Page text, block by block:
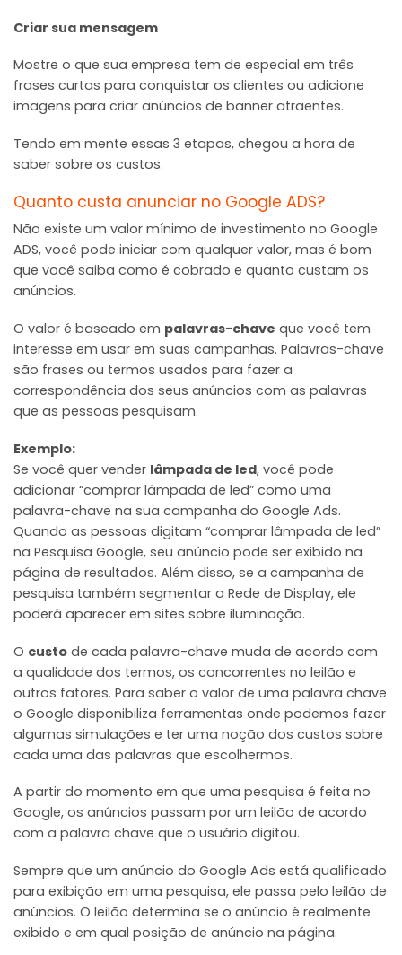
Criar sua mensagem
Mostre o que sua empresa tem de especial em três
frases curtas para conquistar os clientes ou adicione
imagens para criar anúncios de banner atraentes.
Tendo em mente essas 3 etapas, chegou a hora de
saber sobre os custos.
Quanto custa anunciar no Google ADS?
Não existe um valor mínimo de investimento no Google
ADS, você pode iniciar com qualquer valor, mas é bom
que você saiba como é cobrado e quanto custam os
anúncios.
O valor é baseado em palavras-chave que você tem
interesse em usar em suas campanhas. Palavras-chave
são frases ou termos usados para fazer a
correspondência dos seus anúncios com as palavras
que as pessoas pesquisam.
Exemplo:
Se você quer vender lâmpada de led, você pode
adicionar “comprar lâmpada de led” como uma
palavra-chave na sua campanha do Google Ads.
Quando as pessoas digitam “comprar lâmpada de led”
na Pesquisa Google, seu anúncio pode ser exibido na
página de resultados. Além disso, se a campanha de
pesquisa também segmentar a Rede de Display, ele
poderá aparecer em sites sobre iluminação.
O custo de cada palavra-chave muda de acordo com
a qualidade dos termos, os concorrentes no leilão e
outros fatores. Para saber o valor de uma palavra chave
o Google disponibiliza ferramentas onde podemos fazer
algumas simulações e ter uma noção dos custos sobre
cada uma das palavras que escolhermos.
A partir do momento em que uma pesquisa é feita no
Google, os anúncios passam por um leilão de acordo
com a palavra chave que o usuário digitou.
Sempre que um anúncio do Google Ads está qualificado
para exibição em uma pesquisa, ele passa pelo leilão de
anúncios. O leilão determina se o anúncio é realmente
exibido e em qual posição de anúncio na página.